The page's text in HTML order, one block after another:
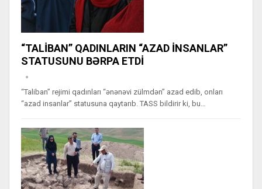
“TALİBAN” QADINLARIN “AZAD İNSANLAR”
STATUSUNU BƏRPA ETDİ
“Taliban” rejimi qadınları “ənənəvi zülmdən” azad edib, onları
“azad insanlar” statusuna qaytarıb. TASS bildirir ki, bu…